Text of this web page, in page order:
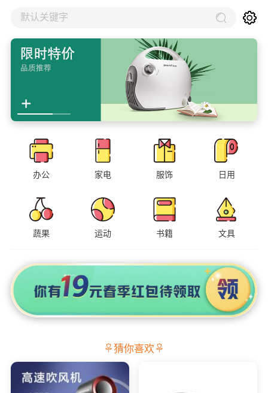
默认关键字
办公 家电 服饰 日用
蔬果 运动 书籍 文具
猜你喜欢